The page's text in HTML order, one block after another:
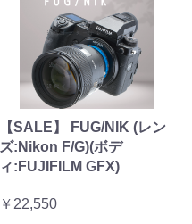
【SALE】 FUG/NIK (レン
ズ:Nikon F/G)(ボデ
ィ:FUJIFILM GFX)
￥22,550